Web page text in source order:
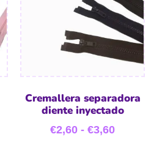
Cremallera separadora
diente inyectado
€2,60 - €3,60